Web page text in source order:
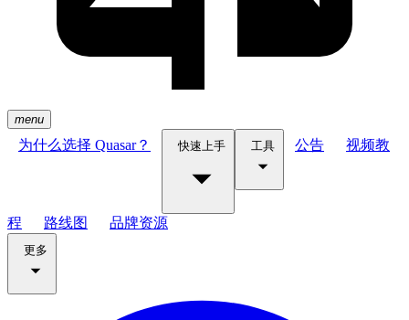
menu
为什么选择 Quasar？ 快速上手 工具 公告 视频教
程 路线图 品牌资源
更多